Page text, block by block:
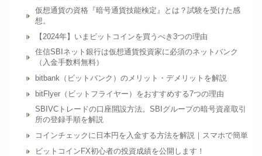
仮想通貨の資格『暗号通貨技能検定』とは？試験を受けた感
想。
【2024年】いまビットコインを買うべき3つの理由
住信SBIネット銀行は仮想通貨投資家に必須のネットバンク
（入金手数料無料）
bitbank（ビットバンク）のメリット・デメリットを解説
bitFlyer（ビットフライヤー）をおすすめする7つの理由
SBIVCトレードの口座開設方法。SBIグループの暗号資産取引
所の登録手順を解説
コインチェックに日本円を入金する方法を解説｜スマホで簡単
ビットコインFX初心者の投資成績を公開します！